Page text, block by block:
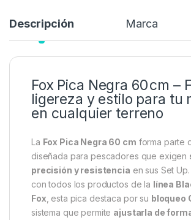
Descripción Marca